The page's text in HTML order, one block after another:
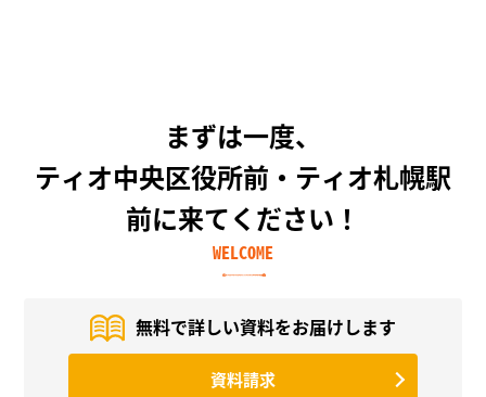
まずは一度、
ティオ中央区役所前・ティオ札幌駅
前に来てください！
WELCOME
無料で詳しい資料をお届けします
資料請求